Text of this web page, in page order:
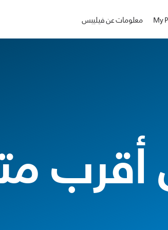
My معلومات عن فيليبس
أقرب